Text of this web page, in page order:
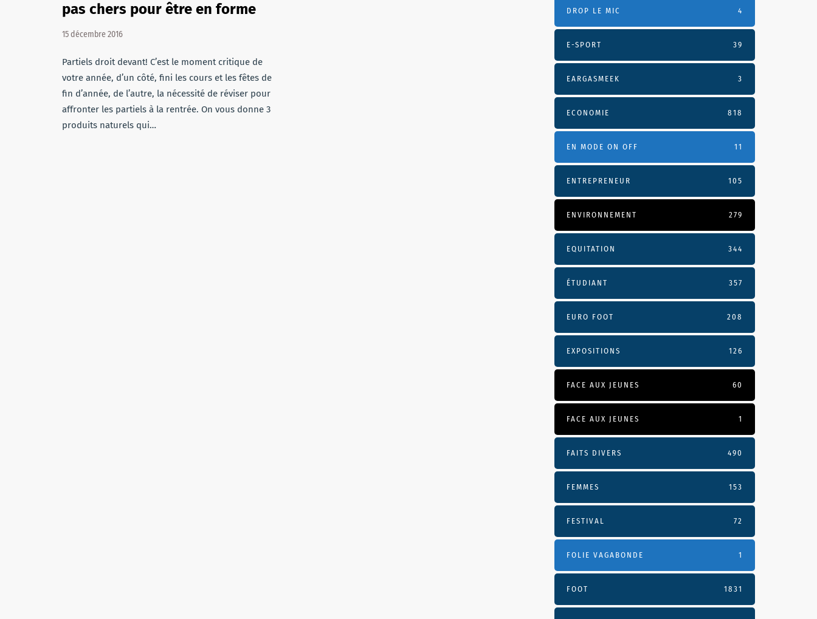
pas chers pour être en forme
15 décembre 2016
Partiels droit devant! C’est le moment critique de
votre année, d’un côté, fini les cours et les fêtes de
fin d’année, de l’autre, la nécessité de réviser pour
affronter les partiels à la rentrée. On vous donne 3
produits naturels qui…
DROP LE MIC 4
E-SPORT 39
EARGASMEEK 3
ECONOMIE 818
EN MODE ON OFF 11
ENTREPRENEUR 105
ENVIRONNEMENT 279
EQUITATION 344
ÉTUDIANT 357
EURO FOOT 208
EXPOSITIONS 126
FACE AUX JEUNES 60
FACE AUX JEUNES 1
FAITS DIVERS 490
FEMMES 153
FESTIVAL 72
FOLIE VAGABONDE 1
FOOT 1831